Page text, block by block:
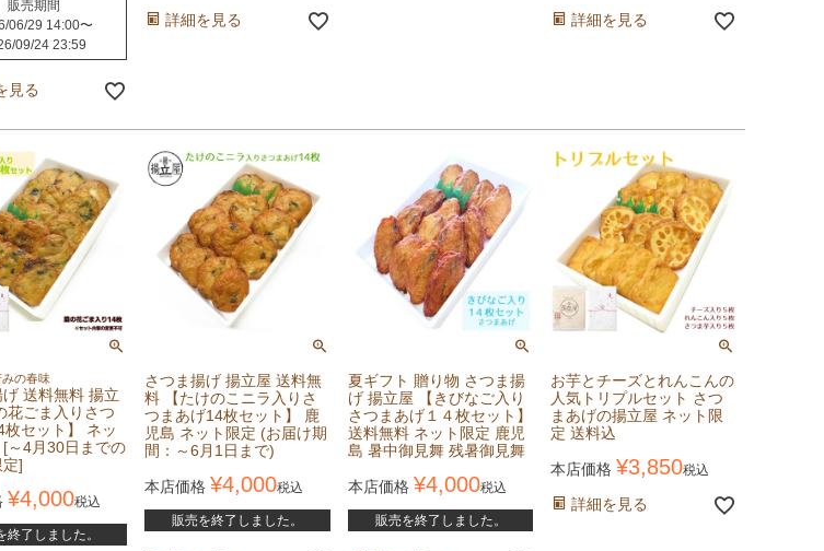
販売期間
06/29 14:00〜
09/24 23:59
見る
詳細を見る 詳細を見る
の春味
送料無料 揚立
花ごま入りさつ
枚セット】 ネッ
～4月30日までの
]
¥4,000税込
終了しました。
さつま揚げ 揚立屋 送料無
料 【たけのこニラ入りさ
つまあげ14枚セット】 鹿
児島 ネット限定 (お届け期
間：～6月1日まで)
本店価格 ¥4,000税込
販売を終了しました。
夏ギフト 贈り物 さつま揚
げ 揚立屋 【きびなご入り
さつまあげ１４枚セット】
送料無料 ネット限定 鹿児
島 暑中御見舞 残暑御見舞
本店価格 ¥4,000税込
販売を終了しました。
お芋とチーズとれんこんの
人気トリプルセット さつ
まあげの揚立屋 ネット限
定 送料込
本店価格 ¥3,850税込
詳細を見る